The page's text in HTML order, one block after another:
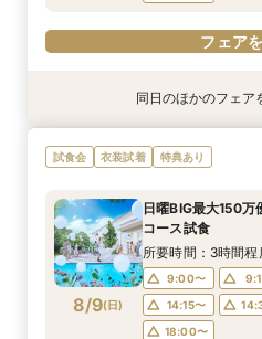
フェア
特典あり 動画あり
8/8(土)
＜初めての式場見
たり相談＆見学会
9:00〜
14:30〜
18:00〜
フェアを
特典あり
8/8(土)
【特別婚】マタニ
準備安心相談会*
9:00〜
14:30〜
18:00〜
フェアを
特典あり
8/8(土)
【料理重視の方◎
てなし料理特典
9:00〜
14:30〜
18:00〜
フェアを
8/8(土)
【60分クイックフ
学にも◎
9:00〜
14:30〜
18:00〜
フェアを
特典あり
8/8(土)
【全館OK】大切な
宴フェア
9:00〜
14:30〜
18:00〜
フェアを
8/8(土)
【遠方の方◎オン
豪華5大特典付き
9:00〜
14:30〜
18:00〜
フェアを
特典あり
8/8(土)
【10名～会食プラ
エディング相談会
9:00〜
14:15〜
18:00〜
フェアを
特典あり
8/8(土)
【カメラマン指名
フォト婚フェア
9:00〜
14:30〜
18:00〜
フェアを
同日のほかのフェア
試食会 衣装試着 特典あり
8/9(日)
日曜BIG最大150万
コース試食
所要時間：3時間程
9:00〜
14:15〜
18:00〜